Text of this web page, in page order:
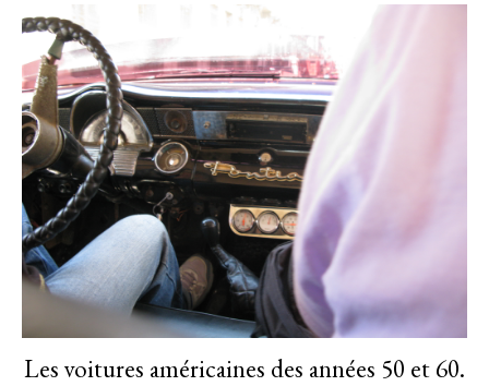
Les voitures américaines des années 50 et 60.